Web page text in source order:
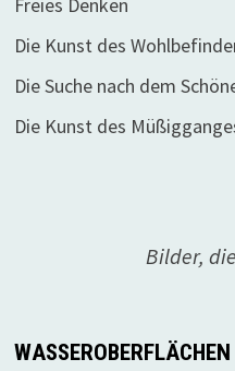
Die Kunst des
Die Suche nach dem
Die Kunst des
Bilder,
WASSEROBERFLÄCHEN